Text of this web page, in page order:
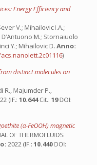
Energy Efficiency and
V.; Mihailovic I.A.;
M.; Stornaiuolo
Y.; Mihailovic D. Anno:
)
distinct molecules on
R., Majumder P.,
(IF.: 10.644Cit.: 19DOI:
(α-FeOOH) magnetic
OF THERMOFLUIDS
2022 (IF.: 10.440 DOI: